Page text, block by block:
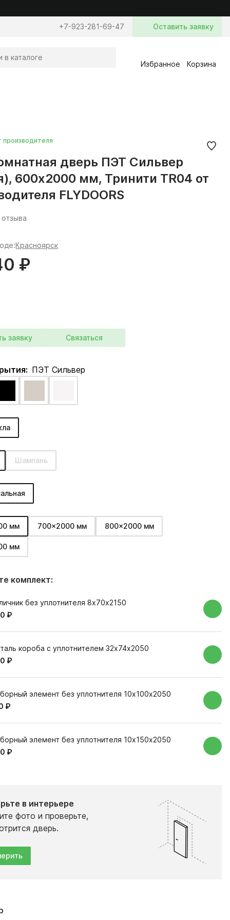
+7-923-281-69-47 Оставить заявку
Избранное Корзина
производителя
дверь ПЭТ Сильвер
600x2000 мм, Тринити TR04 от
FLYDOORS
отзыва
Красноярск
₽
заявку Связаться
ПЭТ Сильвер
Шампань
мм 700x2000 мм 800x2000 мм
мм
комплект:
без уплотнителя 8х70х2150
₽
короба с уплотнителем 32х74х2050
₽
элемент без уплотнителя 10х100х2050
₽
элемент без уплотнителя 10х150х2050
₽
в интерьере
фото и проверьте,
дверь.